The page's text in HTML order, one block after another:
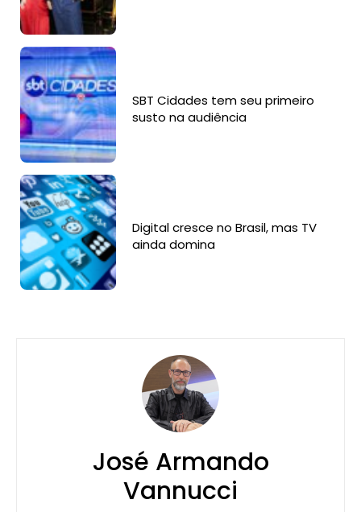
SBT Cidades tem seu primeiro
susto na audiência
Digital cresce no Brasil, mas TV
ainda domina
José Armando
Vannucci